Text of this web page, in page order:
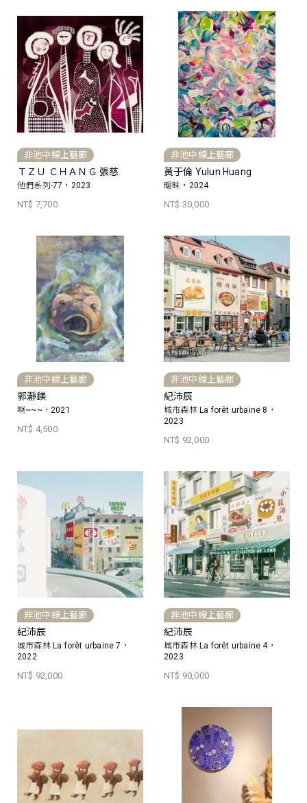
非池中線上藝廊
ＴＺＵ ＣＨＡＮＧ 張慈
他們系列-77，2023
NT$ 7,700
非池中線上藝廊
黃于倫 Yulun Huang
曖昧，2024
NT$ 30,000
非池中線上藝廊
郭瀞鎂
啊~~~，2021
NT$ 4,500
非池中線上藝廊
紀沛辰
城市森林 La forêt urbaine 8，
2023
NT$ 92,000
非池中線上藝廊
紀沛辰
城市森林 La forêt urbaine 7，
2022
NT$ 92,000
非池中線上藝廊
紀沛辰
城市森林 La forêt urbaine 4，
2023
NT$ 90,000